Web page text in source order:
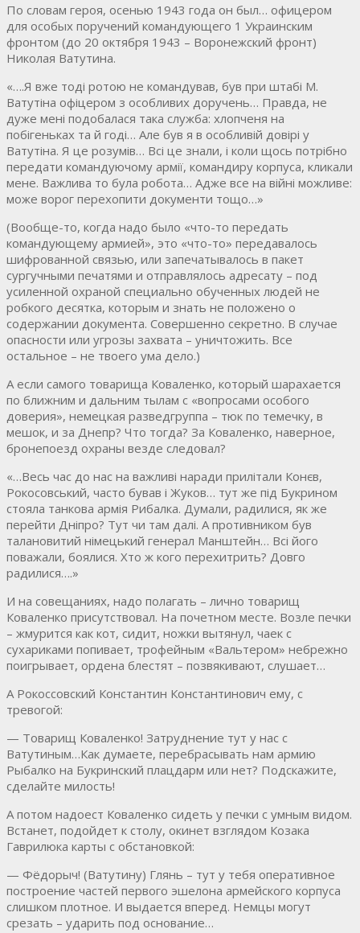
По словам героя, осенью 1943 года он был… офицером
для особых поручений командующего 1 Украинским
фронтом (до 20 октября 1943 – Воронежский фронт)
Николая Ватутина.
«….Я вже тоді ротою не командував, був при штабі М.
Ватутіна офіцером з особливих доручень… Правда, не
дуже мені подобалася така служба: хлопченя на
побігеньках та й годі… Але був я в особливій довірі у
Ватутіна. Я це розумів… Всі це знали, і коли щось потрібно
передати командуючому армії, командиру корпуса, кликали
мене. Важлива то була робота… Адже все на війні можливе:
може ворог перехопити документи тощо…»
(Вообще-то, когда надо было «что-то передать
командующему армией», это «что-то» передавалось
шифрованной связью, или запечатывалось в пакет
сургучными печатями и отправлялось адресату – под
усиленной охраной специально обученных людей не
робкого десятка, которым и знать не положено о
содержании документа. Совершенно секретно. В случае
опасности или угрозы захвата – уничтожить. Все
остальное – не твоего ума дело.)
А если самого товарища Коваленко, который шарахается
по ближним и дальним тылам с «вопросами особого
доверия», немецкая разведгруппа – тюк по темечку, в
мешок, и за Днепр? Что тогда? За Коваленко, наверное,
бронепоезд охраны везде следовал?
«…Весь час до нас на важливі наради прилітали Конєв,
Рокосовський, часто бував і Жуков… тут же під Букрином
стояла танкова армія Рибалка. Думали, радилися, як же
перейти Дніпро? Тут чи там далі. А противником був
талановитий німецький генерал Манштейн… Всі його
поважали, боялися. Хто ж кого перехитрить? Довго
радилися….»
И на совещаниях, надо полагать – лично товарищ
Коваленко присутствовал. На почетном месте. Возле печки
– жмурится как кот, сидит, ножки вытянул, чаек с
сухариками попивает, трофейным «Вальтером» небрежно
поигрывает, ордена блестят – позвякивают, слушает…
А Рокоссовский Константин Константинович ему, с
тревогой:
— Товарищ Коваленко! Затруднение тут у нас с
Ватутиным…Как думаете, перебрасывать нам армию
Рыбалко на Букринский плацдарм или нет? Подскажите,
сделайте милость!
А потом надоест Коваленко сидеть у печки с умным видом.
Встанет, подойдет к столу, окинет взглядом Козака
Гаврилюка карты с обстановкой:
— Фёдорыч! (Ватутину) Глянь – тут у тебя оперативное
построение частей первого эшелона армейского корпуса
слишком плотное. И выдается вперед. Немцы могут
срезать – ударить под основание…